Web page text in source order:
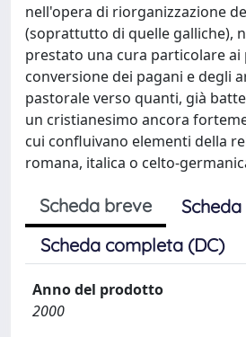
nell'opera di riorganizzazione
(soprattutto di quelle galliche),
prestato una cura particolare ai
conversione dei pagani e degli
pastorale verso quanti, già
un cristianesimo ancora
cui confluivano elementi della
romana, italica o celto-
Scheda breve
Scheda completa (DC)
Anno del prodotto
2000